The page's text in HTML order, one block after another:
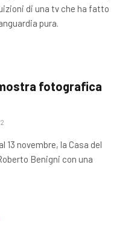
di una tv che ha fatto
pura.
fotografica
13 novembre, la Casa del
Benigni con una